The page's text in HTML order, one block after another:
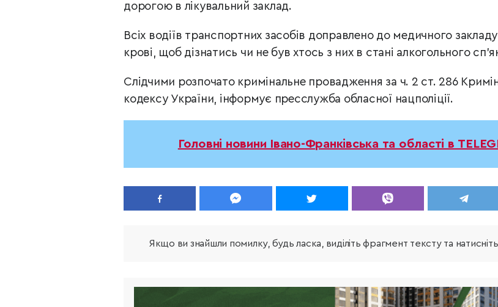
дорогою в лікувальний заклад.
Всіх водіїв транспортних засобів доправлено до медичного
крові, щоб дізнатись чи не був хтось з них в стані алкогольного
Слідчими розпочато кримінальне провадження за ч. 2 ст. 286
кодексу України, інформує пресслужба обласної нацполіції.
Головні новини Івано-Франківська та області в
Якщо ви знайшли помилку, будь ласка, виділіть фрагмент тексту та